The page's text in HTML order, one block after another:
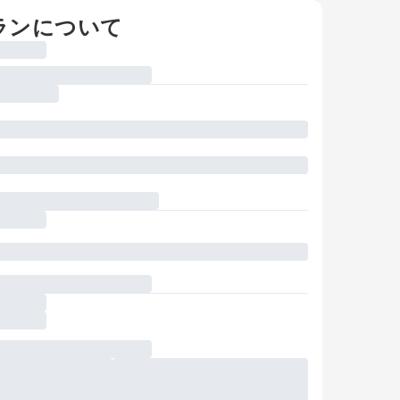
ンについて